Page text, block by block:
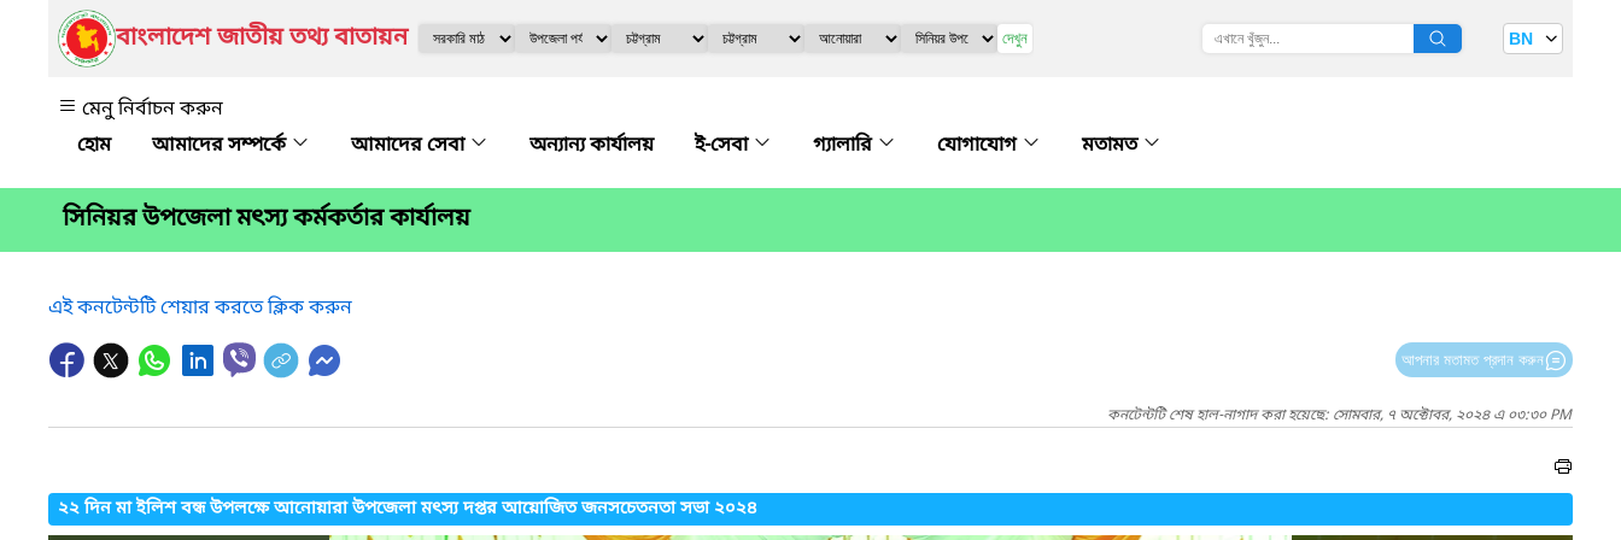
বাংলাদেশ জাতীয় তথ্য বাতায়ন দেখুন BN
মেনু নির্বাচন করুন
আমাদের সম্পর্কে
আমাদের সেবা অন্যান্য কার্যালয় ই-সেবা গ্যালারি যোগাযোগ মতামত
সিনিয়র উপজেলা মৎস্য কর্মকর্তার কার্যালয়
এই কনটেন্টটি শেয়ার করতে ক্লিক করুন
আপনার মতামত প্রদান করুন
কনটেন্টটি শেষ হাল-নাগাদ করা হয়েছে: সোমবার, ৭ অক্টোবর, ২০২৪ এ ০৩:৩০ PM
২২ দিন মা ইলিশ বন্ধ উপলক্ষে আনোয়ারা উপজেলা মৎস্য দপ্তর আয়োজিত জনসচেতনতা সভা ২০২৪